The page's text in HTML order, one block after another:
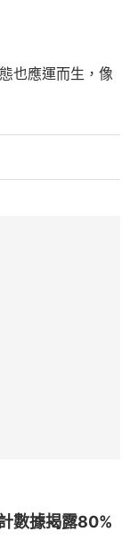
也應運而生，像
數據揭露80%